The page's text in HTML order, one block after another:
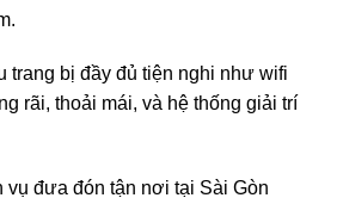
trang bị đầy đủ tiện nghi như wifi
rãi, thoải mái, và hệ thống giải trí
vụ đưa đón tận nơi tại Sài Gòn